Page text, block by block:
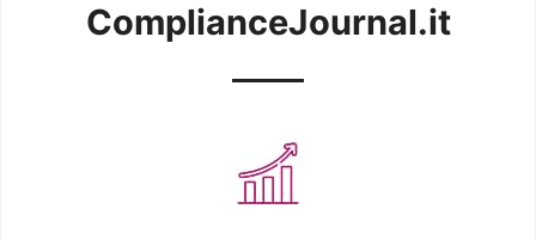
ComplianceJournal.it